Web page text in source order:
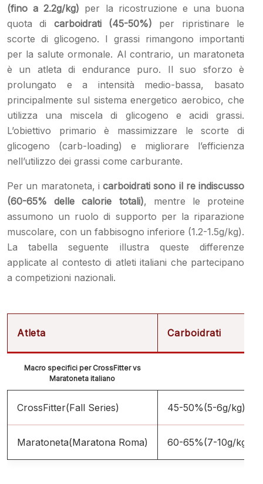
(fino a 2.2g/kg) per la ricostruzione e una buona
quota di carboidrati (45-50%) per ripristinare le
scorte di glicogeno. I grassi rimangono importanti
per la salute ormonale. Al contrario, un maratoneta
è un atleta di endurance puro. Il suo sforzo è
prolungato e a intensità medio-bassa, basato
principalmente sul sistema energetico aerobico, che
utilizza una miscela di glicogeno e acidi grassi.
L’obiettivo primario è massimizzare le scorte di
glicogeno (carb-loading) e migliorare l’efficienza
nell’utilizzo dei grassi come carburante.
Per un maratoneta, i carboidrati sono il re indiscusso
(60-65% delle calorie totali), mentre le proteine
assumono un ruolo di supporto per la riparazione
muscolare, con un fabbisogno inferiore (1.2-1.5g/kg).
La tabella seguente illustra queste differenze
applicate al contesto di atleti italiani che partecipano
a competizioni nazionali.
Macro specifici per CrossFitter vs
Maratoneta italiano
Atleta Carboidrati
CrossFitter(Fall Series) 45-50%(5-6g/kg)
Maratoneta(Maratona Roma) 60-65%(7-10g/kg)